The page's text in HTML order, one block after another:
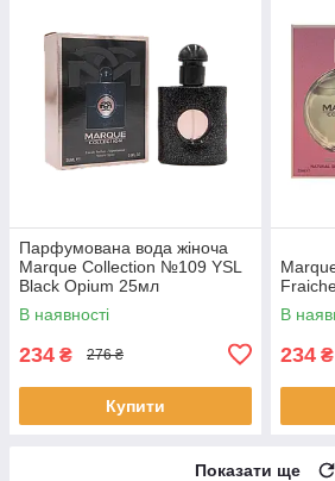
Парфумована вода жіноча
Marque Collection №109 YSL
Black Opium 25мл
В наявності
234 ₴ 276 ₴
Купити
В
234 ₴
Показати ще